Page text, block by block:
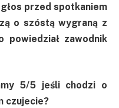
przed spotkaniem
o szóstą wygraną z
powiedział zawodnik
5/5 jeśli chodzi o
czujecie?